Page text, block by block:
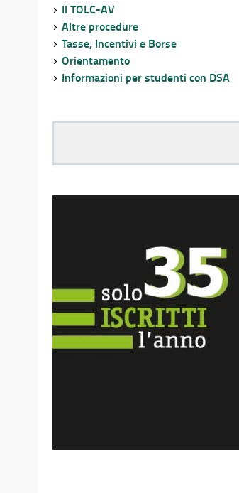
Il TOLC-AV
Altre procedure
Tasse, Incentivi e Borse
Orientamento
Informazioni per studenti con DSA